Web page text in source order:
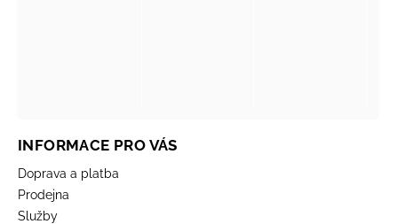
INFORMACE PRO VÁS
Doprava a platba
Prodejna
Služby